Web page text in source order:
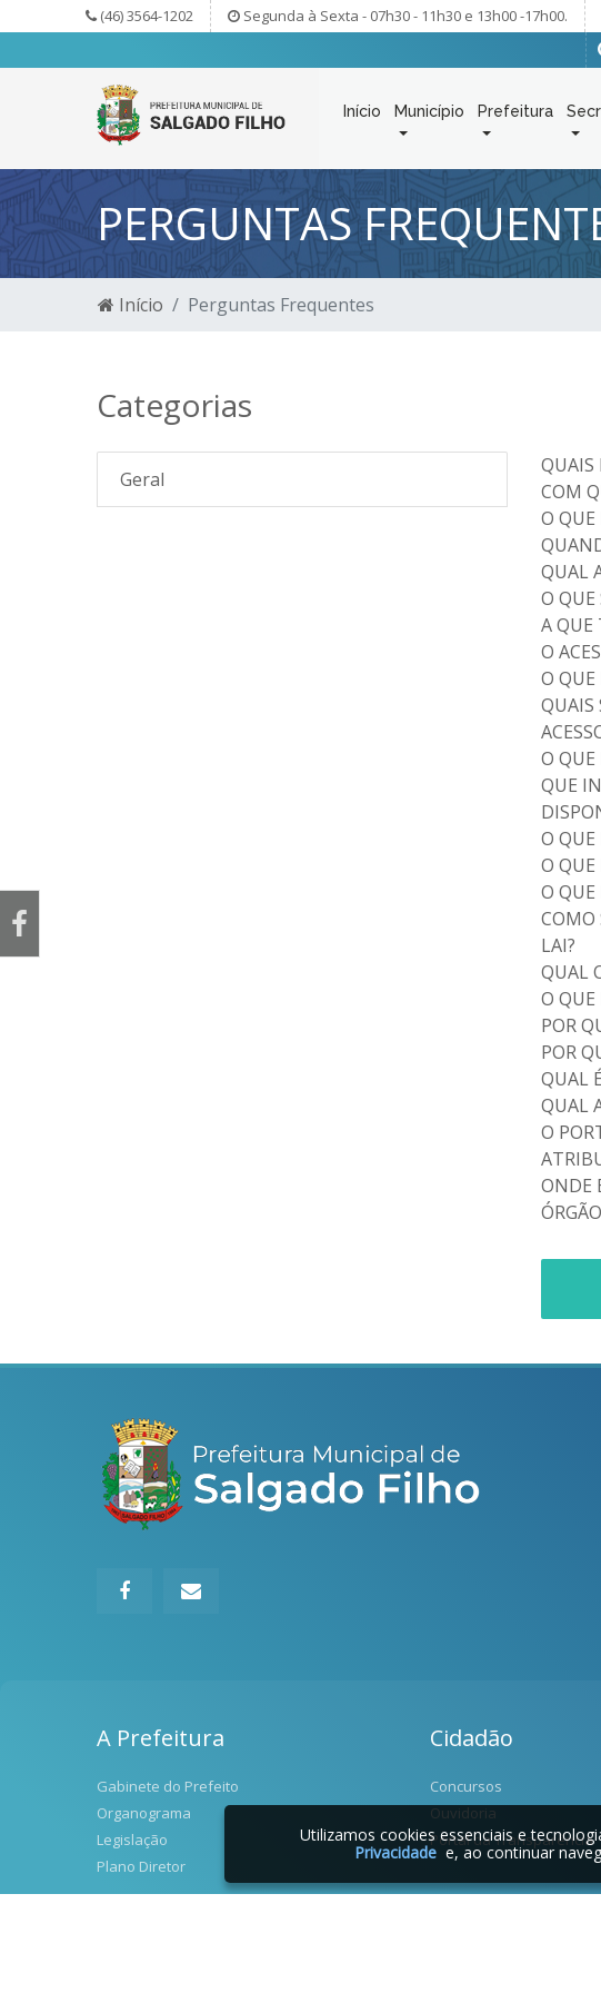
(46) 3564-1202 Segunda à Sexta - 07h30 - 11h30 e 13h00 -17h00.
Início Município Prefeitura
PERGUNTAS
Início Perguntas Frequentes
Categorias
Geral
QUAIS
COM
O QUE
QUAL
O QUE
A QUE
O
O QUE
QUAIS
O QUE
QUE
O QUE
O QUE
O QUE
COMO
LAI?
QUAL
O QUE
POR
POR
QUAL
QUAL
O
ONDE
A Prefeitura
Gabinete do Prefeito
Organograma
Legislação
Plano Diretor
Cidadão
Concursos
Ouvidoria
Portal da Transparência
Utilizamos cookies essenciais e
Privacidade e, ao continuar